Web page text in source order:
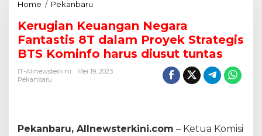
Home / Pekanbaru
r
u
g
a
a
Kerugian Keuangan Negara
Fantastis 8T dalam Proyek Strategis
BTS Kominfo harus diusut tuntas
IT-Allnewsterkini
Mei 19, 2023
Pekanbaru
Pekanbaru, Allnewsterkini.com – Ketua Komisi